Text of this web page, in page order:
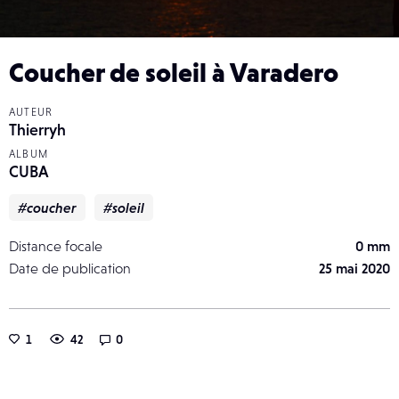
Coucher de soleil à Varadero
AUTEUR
Thierryh
ALBUM
CUBA
#coucher #soleil
Distance focale
0 mm
Date de publication
25 mai 2020
1 42 0